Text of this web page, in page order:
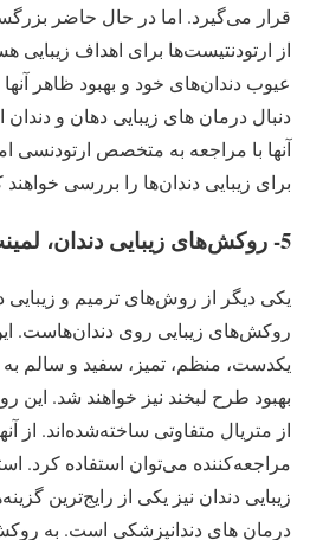
قرار می‌گیرد. اما در حال حاضر
از ارتودنتیست‌ها برای اهداف زیبایی
عیوب دندان‌های خود و بهبود ظاهر
دنبال درمان های زیبایی دهان و
آنها با مراجعه به متخصص ارتودنسی
برای زیبایی دندان‌ها را بررسی خواهند
5- روکش‌های زیبایی دندان، لمینت دندان یا وینر
یکی دیگر از روش‌های ترمیم و زیبایی
روکش‌های زیبایی روی دندان‌هاست.
یکدست، منظم، تمیز، سفید و سالم
بهبود طرح لبخند نیز خواهند شد. این
از متریال متفاوتی ساخته‌شده‌اند. از
مراجعه‌کننده می‌توان استفاده کرد.
زیبایی دندان نیز یکی از رایج‌ترین
درمان های دندانپزشکی است. به